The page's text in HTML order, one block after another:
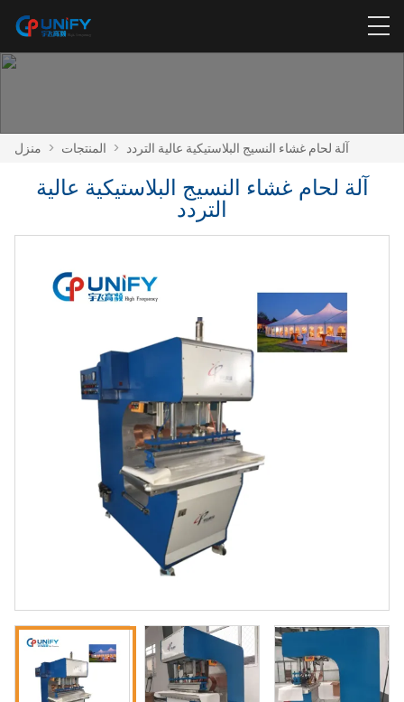
منزل > المنتجات > آلة لحام غشاء النسيج البلاستيكية عالية التردد
آلة لحام غشاء النسيج البلاستيكية عالية
التردد